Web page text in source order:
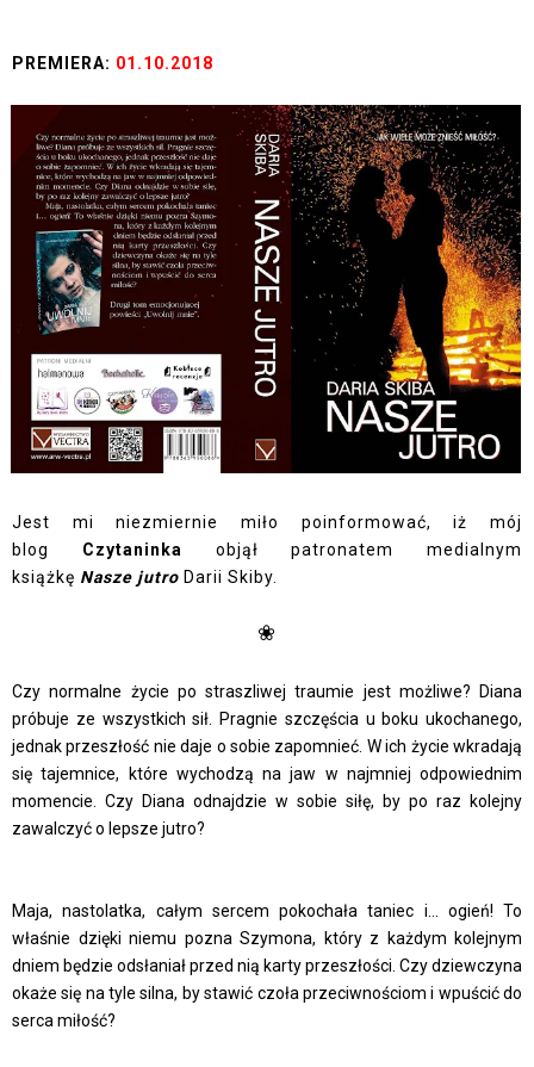
PREMIERA: 01.10.2018
Jest mi niezmiernie miło poinformować, iż mój
blog Czytaninka
objął patronatem medialnym
książkę Nasze jutro Darii Skiby.
❀
Czy normalne życie po straszliwej traumie jest możliwe? Diana
próbuje ze wszystkich sił. Pragnie szczęścia u boku ukochanego,
jednak przeszłość nie daje o sobie zapomnieć. W ich życie wkradają
się tajemnice, które wychodzą na jaw w najmniej odpowiednim
momencie. Czy Diana odnajdzie w sobie siłę, by po raz kolejny
zawalczyć o lepsze jutro?
Maja, nastolatka, całym sercem pokochała taniec i... ogień! To
właśnie dzięki niemu pozna Szymona, który z każdym kolejnym
dniem będzie odsłaniał przed nią karty przeszłości. Czy dziewczyna
okaże się na tyle silna, by stawić czoła przeciwnościom i wpuścić do
serca miłość?